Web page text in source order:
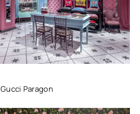
Gucci Paragon